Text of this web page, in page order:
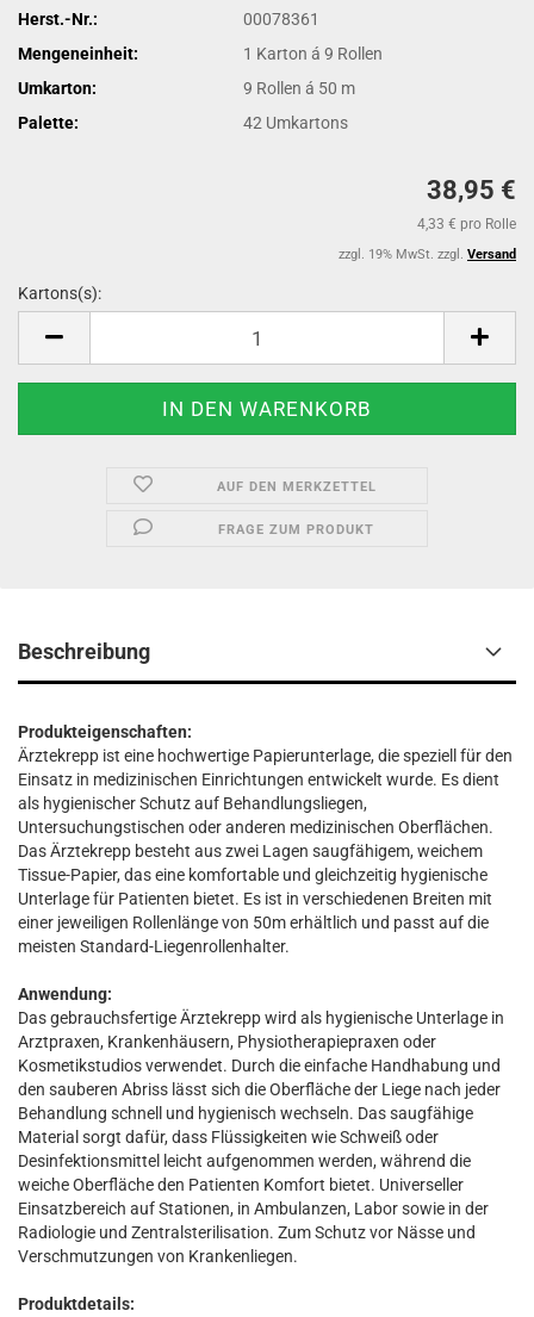
Herst.-Nr.:
00078361
Mengeneinheit:
1 Karton á 9 Rollen
Umkarton:
9 Rollen á 50 m
Palette:
42 Umkartons
38,95 €
4,33 € pro Rolle
zzgl. 19% MwSt. zzgl. Versand
Kartons(s):
AUF DEN MERKZETTEL
FRAGE ZUM PRODUKT
Beschreibung
Produkteigenschaften:
Ärztekrepp ist eine hochwertige Papierunterlage, die speziell für den
Einsatz in medizinischen Einrichtungen entwickelt wurde. Es dient
als hygienischer Schutz auf Behandlungsliegen,
Untersuchungstischen oder anderen medizinischen Oberflächen.
Das Ärztekrepp besteht aus zwei Lagen saugfähigem, weichem
Tissue-Papier, das eine komfortable und gleichzeitig hygienische
Unterlage für Patienten bietet. Es ist in verschiedenen Breiten mit
einer jeweiligen Rollenlänge von 50m erhältlich und passt auf die
meisten Standard-Liegenrollenhalter.
Anwendung:
Das gebrauchsfertige Ärztekrepp wird als hygienische Unterlage in
Arztpraxen, Krankenhäusern, Physiotherapiepraxen oder
Kosmetikstudios verwendet. Durch die einfache Handhabung und
den sauberen Abriss lässt sich die Oberfläche der Liege nach jeder
Behandlung schnell und hygienisch wechseln. Das saugfähige
Material sorgt dafür, dass Flüssigkeiten wie Schweiß oder
Desinfektionsmittel leicht aufgenommen werden, während die
weiche Oberfläche den Patienten Komfort bietet. Universeller
Einsatzbereich auf Stationen, in Ambulanzen, Labor sowie in der
Radiologie und Zentralsterilisation. Zum Schutz vor Nässe und
Verschmutzungen von Krankenliegen.
Produktdetails: